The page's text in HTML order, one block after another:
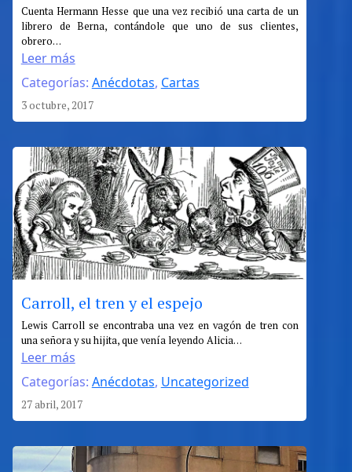
Cuenta Hermann Hesse que una vez recibió una carta de un
librero de Berna, contándole que uno de sus clientes,
obrero…
Leer más
:
De
ensueños
y
majadería
Categorías: Anécdotas, Cartas
3 octubre, 2017
Carroll, el tren y el espejo
Lewis Carroll se encontraba una vez en vagón de tren con
una señora y su hijita, que venía leyendo Alicia…
Leer más
:
Carroll,
el
tren
y
el
Categorías: Anécdotas, Uncategorized
27 abril, 2017